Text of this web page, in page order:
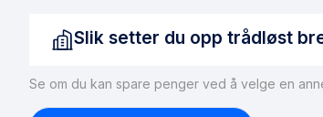
Slik setter du opp trådløst
Se om du kan spare penger ved å velge en